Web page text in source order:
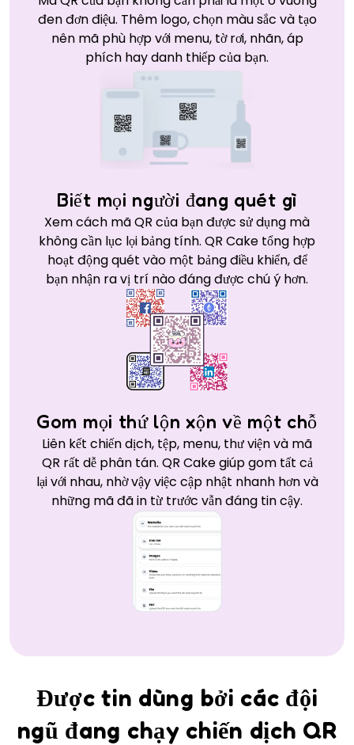
đen đơn điệu. Thêm logo, chọn màu sắc và tạo
nên mã phù hợp với menu, tờ rơi, nhãn, áp
phích hay danh thiếp của bạn.
Biết mọi người đang quét gì
Xem cách mã QR của bạn được sử dụng mà
không cần lục lọi bảng tính. QR Cake tổng hợp
hoạt động quét vào một bảng điều khiển, để
bạn nhận ra vị trí nào đáng được chú ý hơn.
Gom mọi thứ lộn xộn về một chỗ
Liên kết chiến dịch, tệp, menu, thư viện và mã
QR rất dễ phân tán. QR Cake giúp gom tất cả
lại với nhau, nhờ vậy việc cập nhật nhanh hơn và
những mã đã in từ trước vẫn đáng tin cậy.
Được tin dùng bởi các đội
ngũ đang chạy chiến dịch QR